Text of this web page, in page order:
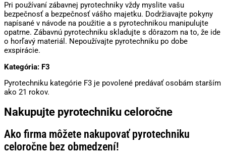
Pri používaní zábavnej pyrotechniky vždy myslite vašu
bezpečnosť a bezpečnosť vášho majetku. Dodržiavajte pokyny
napísané v návode na použitie a s pyrotechnikou manipulujte
opatrne. Zábavnú pyrotechniku skladujte s dôrazom na to, že ide
o horľavý materiál. Nepoužívajte pyrotechniku po dobe
exspirácie.
Kategória: F3
Pyrotechniku kategórie F3 je povolené predávať osobám starším
ako 21 rokov.
Nakupujte pyrotechniku celoročne
Ako firma môžete nakupovať pyrotechniku
celoročne bez obmedzení!